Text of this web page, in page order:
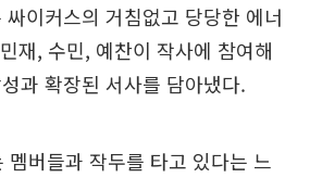
이커스의 거침없고 당당한 에너
재, 수민, 예찬이 작사에 참여해
과 확장된 서사를 담아냈다.
버들과 작두를 타고 있다는 느